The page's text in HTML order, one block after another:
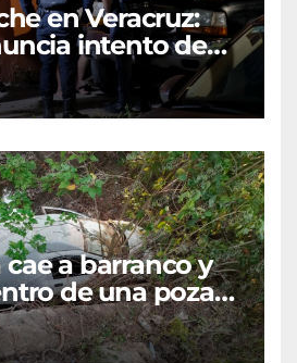
en Veracruz:
intento de
video
cámaras de
a barranco y
de una poza
conductor sale